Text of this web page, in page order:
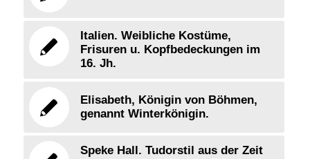
Italien. Weibliche Kostüme,
Frisuren u. Kopfbedeckungen im
16. Jh.
Elisabeth, Königin von Böhmen,
genannt Winterkönigin.
Speke Hall. Tudorstil aus der Zeit